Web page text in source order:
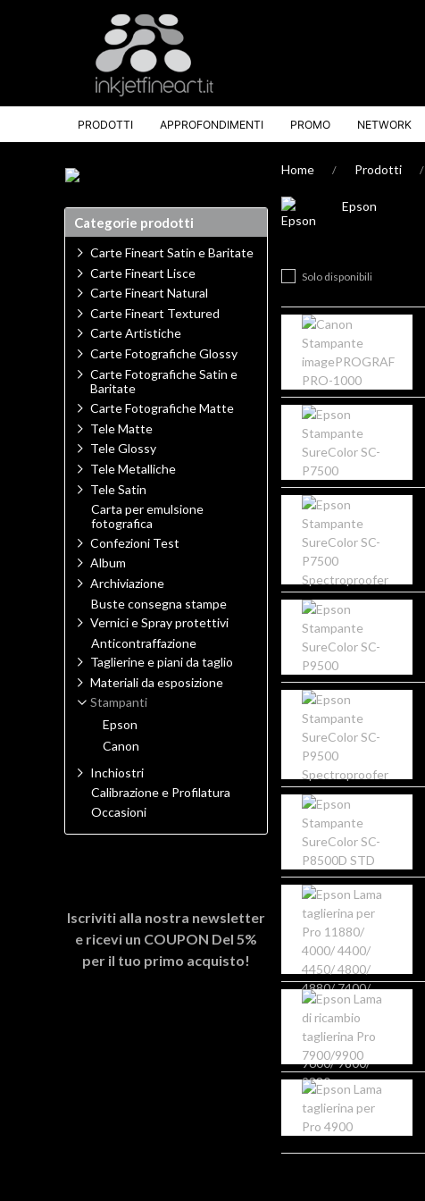
PRODOTTI APPROFONDIMENTI PROMO NETWORK
Home Prodotti
Epson
Solo disponibili
Categorie prodotti
Carte Fineart Satin e Baritate
Carte Fineart Lisce
Carte Fineart Natural
Carte Fineart Textured
Carte Artistiche
Carte Fotografiche Glossy
Carte Fotografiche Satin e
Baritate
Carte Fotografiche Matte
Tele Matte
Tele Glossy
Tele Metalliche
Tele Satin
Carta per emulsione
fotografica
Confezioni Test
Album
Archiviazione
Buste consegna stampe
Vernici e Spray protettivi
Anticontraffazione
Taglierine e piani da taglio
Materiali da esposizione
Stampanti
Epson
Canon
Inchiostri
Calibrazione e Profilatura
Occasioni
Iscriviti alla nostra newsletter
e ricevi un COUPON Del 5%
per il tuo primo acquisto!